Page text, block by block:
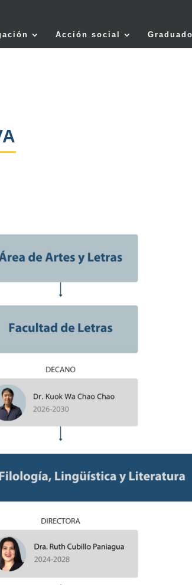
Acción social